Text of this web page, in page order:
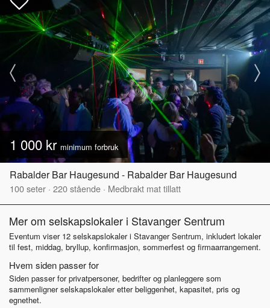
1 000 kr minimum forbruk
Rabalder Bar Haugesund - Rabalder Bar Haugesund
100seter · 220stående · Medbrakt mat tillatt
Mer om selskapslokaler i Stavanger Sentrum
Eventum viser 12 selskapslokaler i Stavanger Sentrum, inkludert lokaler
til fest, middag, bryllup, konfirmasjon, sommerfest og firmaarrangement.
Hvem siden passer for
Siden passer for privatpersoner, bedrifter og planleggere som
sammenligner selskapslokaler etter beliggenhet, kapasitet, pris og
egnethet.